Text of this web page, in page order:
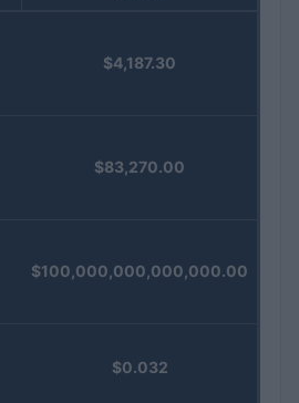
$4,187.30
$83,270.00
$100,000,000,000,000.00
$0.032